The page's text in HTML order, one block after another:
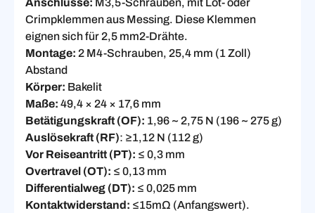
Crimpklemmen aus Messing. Diese Klemmen
eignen sich für 2,5 mm2-Drähte.
Montage: 2 M4-Schrauben, 25,4 mm (1 Zoll)
Abstand
Körper: Bakelit
Maße: 49,4 × 24 × 17,6 mm
Betätigungskraft (OF): 1,96 ~ 2,75 N (196 ~ 275 g)
Auslösekraft (RF): ≥1,12 N (112 g)
Vor Reiseantritt (PT): ≤ 0,3 mm
Overtravel (OT): ≤ 0,13 mm
Differentialweg (DT): ≤ 0,025 mm
Kontaktwiderstand: ≤15mΩ (Anfangswert).